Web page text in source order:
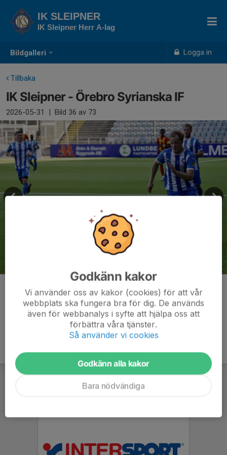
Bildgalleri Logga in
IK SLEIPNER
IK Sleipner Herr A-lag
Tillbaka
IK Sleipner - Örebro Syrianska IF
2026-05-31 | Bild 36 av 73
Kommentarer
Godkänn kakor
Vi använder oss av kakor (cookies) för att vår
webbplats ska fungera bra för dig. De används
även för webbanalys i syfte att hjälpa oss att
förbättra våra tjänster.
Så använder vi cookies
Godkänn alla kakor
Bara nödvändiga